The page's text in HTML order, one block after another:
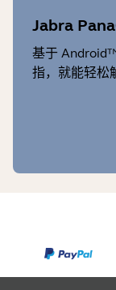
Jabra
基于
指，就能轻松